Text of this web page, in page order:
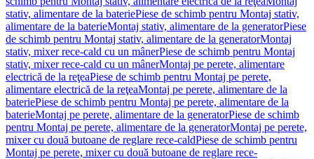
stativ, alimentare de la bateriePiese de schimb pentru Montaj stativ,
alimentare de la baterieMontaj stativ, alimentare de la generatorPiese
de schimb pentru Montaj stativ, alimentare de la generatorMontaj
stativ, mixer rece-cald cu un mânerPiese de schimb pentru Montaj
stativ, mixer rece-cald cu un mânerMontaj pe perete, alimentare
electrică de la reţeaPiese de schimb pentru Montaj pe perete,
alimentare electrică de la reţeaMontaj pe perete, alimentare de la
bateriePiese de schimb pentru Montaj pe perete, alimentare de la
baterieMontaj pe perete, alimentare de la generatorPiese de schimb
pentru Montaj pe perete, alimentare de la generatorMontaj pe perete,
mixer cu două butoane de reglare rece-caldPiese de schimb pentru
Montaj pe perete, mixer cu două butoane de reglare rece-